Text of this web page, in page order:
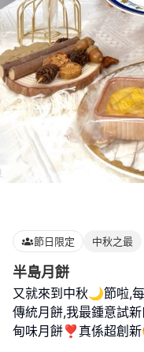
節日限定 中秋之最
半島月餅
又就來到中秋🌙節啦,
傳統月餅,我最鍾意試
甸味月餅❣︎真係超創